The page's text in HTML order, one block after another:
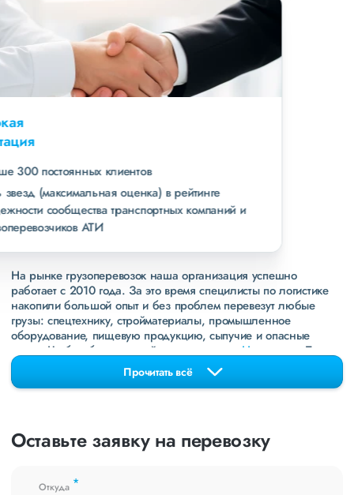
репутация
свыше 300 постоянных клиентов
пять звезд (максимальная оценка) в рейтинге
надежности сообщества транспортных компаний и
грузоперевозчиков АТИ
На рынке грузоперевозок наша организация успешно
работает с 2010 года. За это время специлисты по логистике
накопили большой опыт и без проблем перевезут любые
грузы: спецтехнику, стройматериалы, промышленное
оборудование, пищевую продукцию, сыпучие и опасные
грузы. Чтобы убедиться зайдите в раздел
«Наш опыт»
. Там
свежие примеры перевозок, которые обновляются несколько
раз в неделю. Также недавно мы запустили новые
направления вДНРиЛНР. Предоставляем все стандартные
экспедирование. За каждым клиентом закреплен менеджер,
который сообщит о текущем статусе вашего груза. Чтобы
сайте или звоните по номеру
Прочитать всё
Оставьте заявку на перевозку
Откуда *